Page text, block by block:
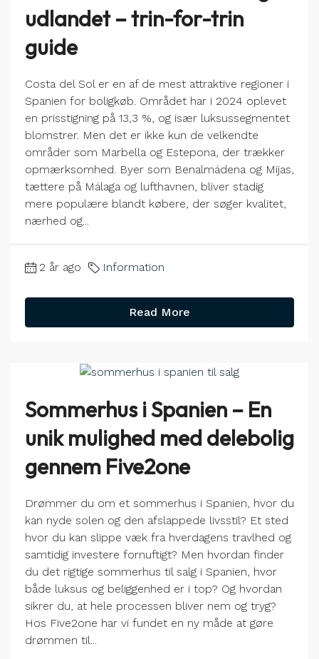
udlandet – trin-for-trin
guide
Costa del Sol er en af de mest attraktive regioner i
Spanien for boligkøb. Området har i 2024 oplevet
en prisstigning på 13,3 %, og især luksussegmentet
blomstrer. Men det er ikke kun de velkendte
områder som Marbella og Estepona, der trækker
opmærksomhed. Byer som Benalmádena og Mijas,
tættere på Málaga og lufthavnen, bliver stadig
mere populære blandt købere, der søger kvalitet,
nærhed og...
2 år ago Information
Read More
Sommerhus i Spanien – En
unik mulighed med delebolig
gennem Five2one
Drømmer du om et sommerhus i Spanien, hvor du
kan nyde solen og den afslappede livsstil? Et sted
hvor du kan slippe væk fra hverdagens travlhed og
samtidig investere fornuftigt? Men hvordan finder
du det rigtige sommerhus til salg i Spanien, hvor
både luksus og beliggenhed er i top? Og hvordan
sikrer du, at hele processen bliver nem og tryg?
Hos Five2one har vi fundet en ny måde at gøre
drømmen til...